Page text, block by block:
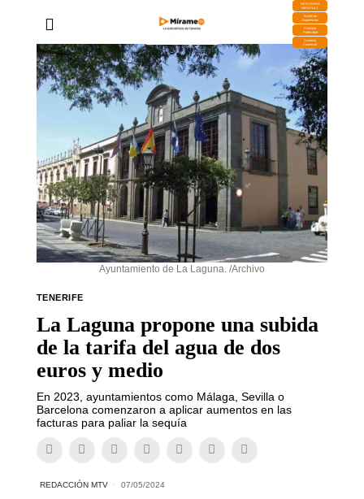
DESCARGA
MIRAPLAY
Buzón de
Sugerencias
Contratar
Publicidad
Contacto
Comercial
Ayuntamiento de La Laguna. /Archivo
TENERIFE
La Laguna propone una subida
de la tarifa del agua de dos
euros y medio
En 2023, ayuntamientos como Málaga, Sevilla o
Barcelona comenzaron a aplicar aumentos en las
facturas para paliar la sequía
REDACCIÓN MTV 07/05/2024